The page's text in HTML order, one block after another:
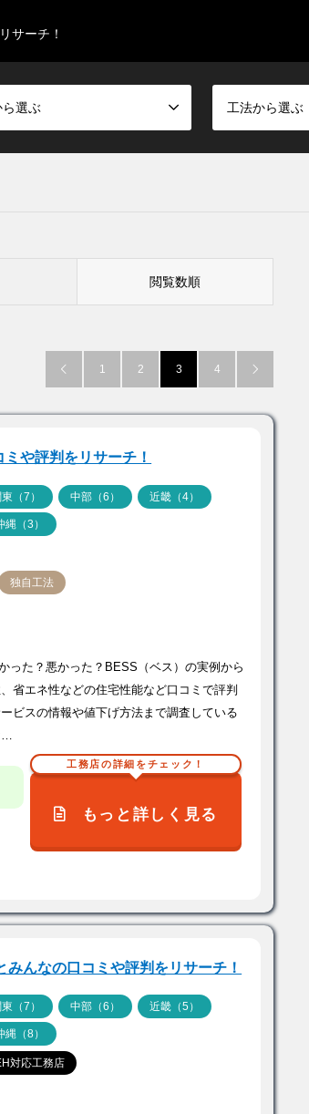
サーチ！
選ぶ 工法から選ぶ
閲覧数順
 1 2 3 4 
や評判をリサーチ！
（7） 中部（6） 近畿（4）
縄（3）
独自工法
った？悪かった？BESS（ベス）の実例から
省エネ性などの住宅性能など口コミで評判
ビスの情報や値下げ方法まで調査している
工務店の詳細をチェック！
もっと詳しく見る
んなの口コミや評判をリサーチ！
（7） 中部（6） 近畿（5）
縄（8）
対応工務店